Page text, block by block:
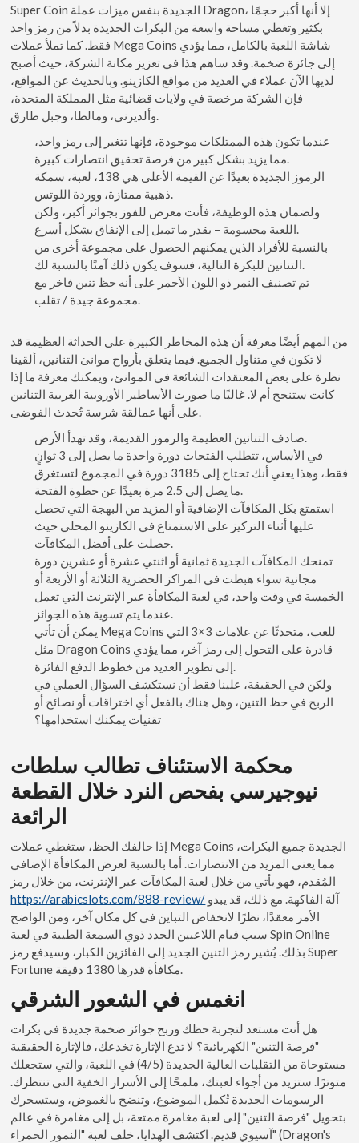
Super Coin الجديدة بنفس ميزات عملة Dragon، إلا أنها أكبر حجمًا
بكثير وتغطي مساحة واسعة من البكرات الجديدة بدلاً من رمز واحد
فقط. كما تملأ عملات Mega Coins شاشة اللعبة بالكامل، مما يؤدي
إلى جائزة ضخمة. وقد ساهم هذا في تعزيز مكانة الشركة، حيث أصبح
لديها الآن عملاء في العديد من مواقع الكازينو. وبالحديث عن المواقع،
فإن الشركة مرخصة في ولايات قضائية مثل المملكة المتحدة،
عندما تكون هذه الممتلكات موجودة، فإنها تتغير إلى رمز واحد،
الرموز الجديدة بعيدًا عن القيمة الأعلى هي 138، لعبة، سمكة
ولضمان هذه الوظيفة، فأنت معرض للفوز بجوائز أكبر، ولكن
بالنسبة للأفراد الذين يمكنهم الحصول على مجموعة أخرى من
تم تصنيف النمر ذو اللون الأحمر على أنه حظ تنين فاخر مع
من المهم أيضًا معرفة أن هذه المخاطر الكبيرة على الحداثة العظيمة قد
لا تكون في متناول الجميع. فيما يتعلق بأرواح موانئ التنانين، ألقينا
نظرة على بعض المعتقدات الشائعة في الموانئ، ويمكنك معرفة ما إذا
كانت ستنجح أم لا. غالبًا ما صورت الأساطير الأوروبية الغربية التنانين
في الأساس، تتطلب الفتحات دورة واحدة ما يصل إلى 3 ثوانٍ
فقط، وهذا يعني أنك تحتاج إلى 3185 دورة في المجموع لتستغرق
استمتع بكل المكافآت الإضافية أو المزيد من البهجة التي تحصل
عليها أثناء التركيز على الاستمتاع في الكازينو المحلي حيث
تمنحك المكافآت الجديدة ثمانية أو اثنتي عشرة أو عشرين دورة
مجانية سواء هبطت في المراكز الحضرية الثلاثة أو الأربعة أو
الخمسة في وقت واحد، في لعبة المكافأة عبر الإنترنت التي تعمل
يمكن أن تأتي Mega Coins للعب، متحدثًا عن علامات 3×3 التي
مثل Dragon Coins قادرة على التحول إلى رمز آخر، مما يؤدي
ولكن في الحقيقة، علينا فقط أن نستكشف السؤال العملي في
الربح في حظ التنين، وهل هناك بالفعل أي اختراقات أو نصائح أو
تقنيات يمكنك استخدامها؟
محكمة الاستئناف تطالب سلطات
نيوجيرسي بفحص النرد خلال القطعة
الرائعة
إذا حالفك الحظ، ستغطي عملات Mega Coins الجديدة جميع البكرات،
مما يعني المزيد من الانتصارات. أما بالنسبة لعرض المكافأة الإضافي
المُقدم، فهو يأتي من خلال لعبة المكافآت عبر الإنترنت، من خلال رمز
https://arabicslots.com/888-review/
الأمر معقدًا، نظرًا لانخفاض التباين في كل مكان آخر، ومن الواضح
سبب قيام اللاعبين الجدد ذوي السمعة الطيبة في لعبة Spin Online
بذلك. يُشير رمز التنين الجديد إلى الفائزين الكبار، وسيدفع رمز Super
انغمس في الشعور الشرقي
هل أنت مستعد لتجربة حظك وربح جوائز ضخمة جديدة في بكرات
"فرصة التنين" الكهربائية؟ لا تدع الإثارة تخدعك، فالإثارة الحقيقية
مستوحاة من التقلبات العالية الجديدة (4/5) في اللعبة، والتي ستجعلك
متوترًا. ستزيد من أجواء لعبتك، ملمحًا إلى الأسرار الخفية التي تنتظرك.
الرسومات الجديدة تُكمل الموضوع، وتنضح بالغموض، وستسحرك
بتحويل "فرصة التنين" إلى لعبة مغامرة ممتعة، بل إلى مغامرة في عالم
آسيوي قديم. اكتشف الهدايا، خلف لعبة "النمور الحمراء" (Dragon's